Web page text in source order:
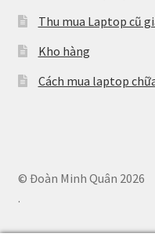
Thu mua Laptop cũ
Kho hàng
Cách mua laptop
© Đoàn Minh Quân 2026
.